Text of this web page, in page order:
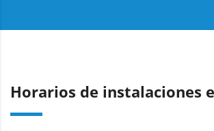
Horarios de instalaciones